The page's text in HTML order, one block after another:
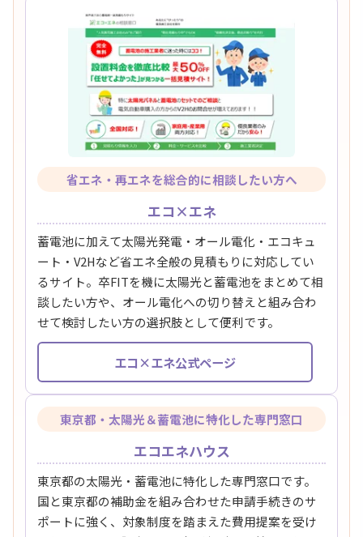
省エネ・再エネを総合的に相談したい方へ
エコ×エネ
蓄電池に加えて太陽光発電・オール電化・エコキュ
ート・V2Hなど省エネ全般の見積もりに対応してい
るサイト。卒FITを機に太陽光と蓄電池をまとめて相
談したい方や、オール電化への切り替えと組み合わ
せて検討したい方の選択肢として便利です。
エコ×エネ公式ページ
東京都・太陽光＆蓄電池に特化した専門窓口
エコエネハウス
東京都の太陽光・蓄電池に特化した専門窓口です。
国と東京都の補助金を組み合わせた申請手続きのサ
ポートに強く、対象制度を踏まえた費用提案を受け